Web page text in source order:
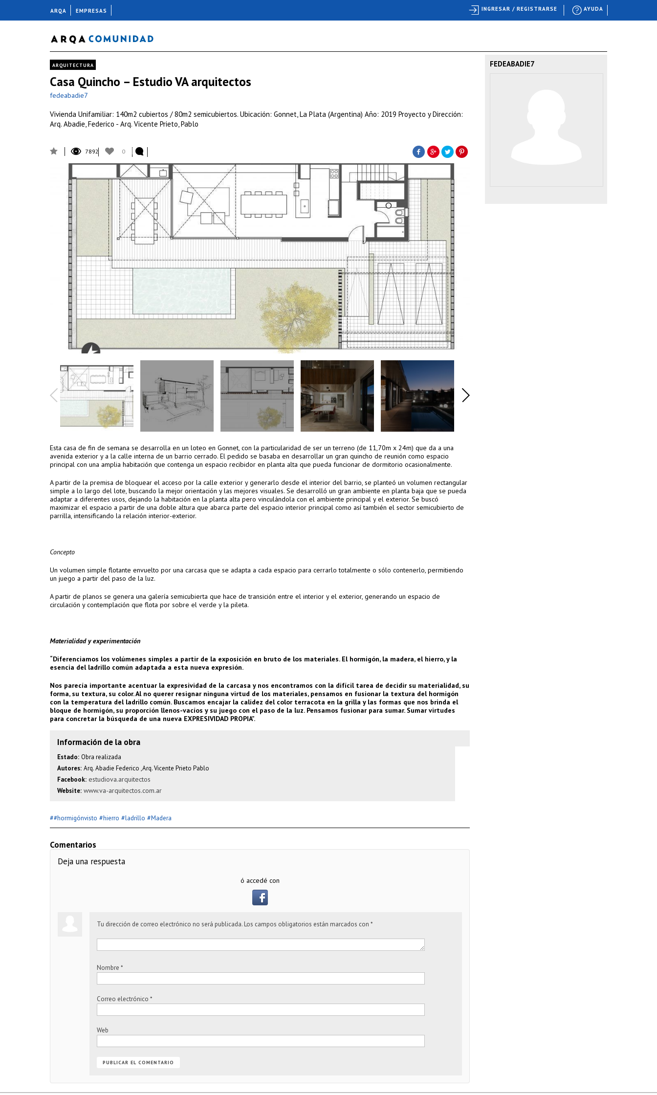
ARQUITECTURA
Casa Quincho – Estudio VA arquitectos
fedeabadie7
Vivienda Unifamiliar: 140m2 cubiertos / 80m2 semicubiertos. Ubicación: Gonnet, La Plata (Argentina) Año: 2019 Proyecto y Dirección:
Arq. Abadie, Federico - Arq. Vicente Prieto, Pablo
7892 0
Esta casa de fin de semana se desarrolla en un loteo en Gonnet, con la particularidad de ser un terreno (de 11,70m x 24m) que da a una
avenida exterior y a la calle interna de un barrio cerrado. El pedido se basaba en desarrollar un gran quincho de reunión como espacio
principal con una amplia habitación que contenga un espacio recibidor en planta alta que pueda funcionar de dormitorio ocasionalmente.
A partir de la premisa de bloquear el acceso por la calle exterior y generarlo desde el interior del barrio, se planteó un volumen rectangular
simple a lo largo del lote, buscando la mejor orientación y las mejores visuales. Se desarrolló un gran ambiente en planta baja que se pueda
adaptar a diferentes usos, dejando la habitación en la planta alta pero vinculándola con el ambiente principal y el exterior. Se buscó
maximizar el espacio a partir de una doble altura que abarca parte del espacio interior principal como así también el sector semicubierto de
parrilla, intensificando la relación interior-exterior.
Concepto
Un volumen simple flotante envuelto por una carcasa que se adapta a cada espacio para cerrarlo totalmente o sólo contenerlo, permitiendo
un juego a partir del paso de la luz.
A partir de planos se genera una galería semicubierta que hace de transición entre el interior y el exterior, generando un espacio de
circulación y contemplación que flota por sobre el verde y la pileta.
Materialidad y experimentación
“Diferenciamos los volúmenes simples a partir de la exposición en bruto de los materiales. El hormigón, la madera, el hierro, y la
esencia del ladrillo común adaptada a esta nueva expresión.
Nos parecía importante acentuar la expresividad de la carcasa y nos encontramos con la difícil tarea de decidir su materialidad, su
forma, su textura, su color. Al no querer resignar ninguna virtud de los materiales, pensamos en fusionar la textura del hormigón
con la temperatura del ladrillo común. Buscamos encajar la calidez del color terracota en la grilla y las formas que nos brinda el
bloque de hormigón, su proporción llenos-vacíos y su juego con el paso de la luz. Pensamos fusionar para sumar. Sumar virtudes
para concretar la búsqueda de una nueva EXPRESIVIDAD PROPIA”.
Información de la obra
Estado: Obra realizada
Autores: Arq. Abadie Federico ,Arq. Vicente Prieto Pablo
Facebook: estudiova.arquitectos
Website: www.va-arquitectos.com.ar
##hormigónvisto #hierro #ladrillo #Madera
Comentarios
Deja una respuesta
ó accedé con
Tu dirección de correo electrónico no será publicada. Los campos obligatorios están marcados con *
Nombre *
Correo electrónico *
Web
FEDEABADIE7
ARQA EMPRESAS AYUDA
INGRESAR / REGISTRARSE